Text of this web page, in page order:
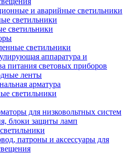
и аварийные светильники
светильники
светильники
светильники
аппаратура и
питания световых приборов
ленты
арматура
светильники
для низковольтных систем
блоки защиты ламп
патроны и аксессуары для